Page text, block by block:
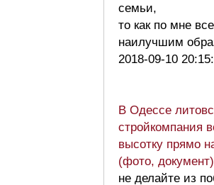
семьи,
то как по мне
наилучшим
2018-09-10
В Одессе
стройкомпания
высотку прямо
(фото, документ)
не делайте из